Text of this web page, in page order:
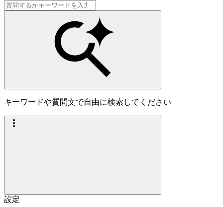
キーワードや質問文で自由に検索してください
設定